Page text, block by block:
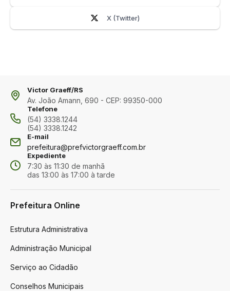
X (Twitter)
Victor Graeff/RS
Av. João Amann, 690 - CEP: 99350-000
Telefone
(54) 3338.1244
(54) 3338.1242
E-mail
prefeitura@prefvictorgraeff.com.br
Expediente
7:30 às 11:30 de manhã
das 13:00 às 17:00 à tarde
Prefeitura Online
Estrutura Administrativa
Administração Municipal
Serviço ao Cidadão
Conselhos Municipais